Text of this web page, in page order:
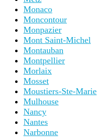
Monaco
Moncontour
Monpazier
Mont Saint-Michel
Montauban
Montpellier
Morlaix
Mosset
Moustiers-Ste-Marie
Mulhouse
Nancy
Nantes
Narbonne